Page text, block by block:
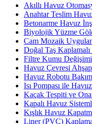
Akıllı Havuz
Anahtar Teslim
Betonarme Havuz
Biyolojik Yüzme
Cam Mozaik
Doğal Taş
Filtre Kumu Değişimi
Havuz Çevresi
Havuz Robotu
Isı Pompası ile
Kaçak Tespiti ve
Kapalı Havuz
Kışlık Havuz
Liner (PVC)